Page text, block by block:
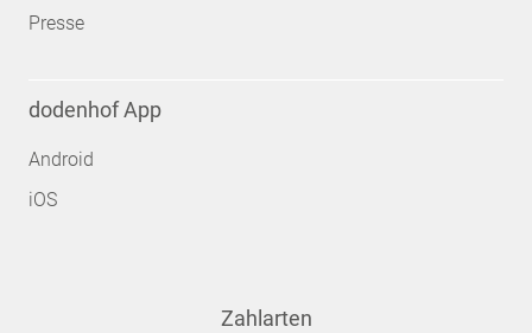
Presse
dodenhof App
Android
iOS
Zahlarten